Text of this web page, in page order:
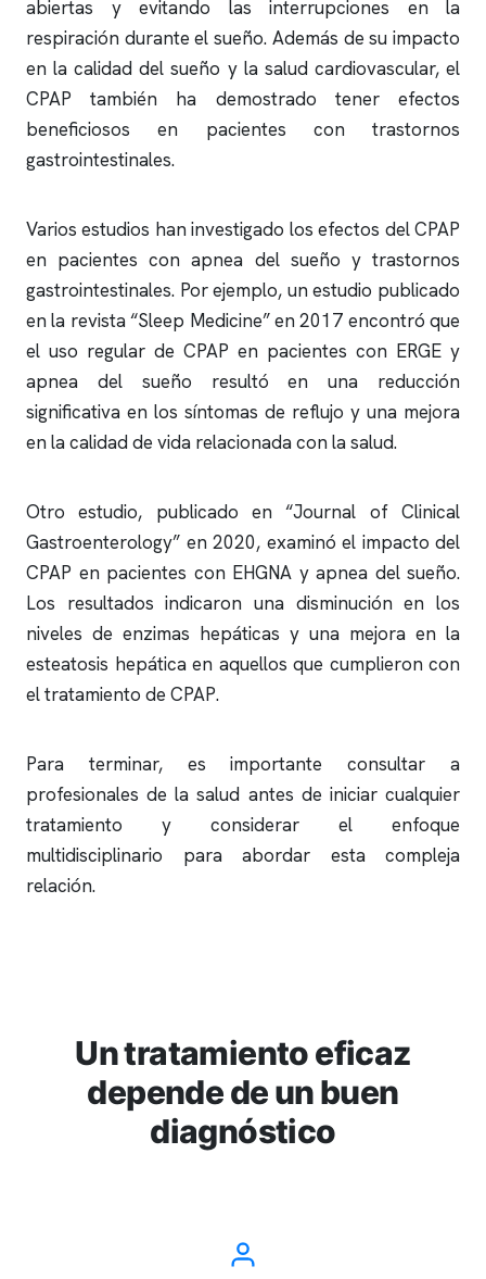
abiertas y evitando las interrupciones en la
respiración durante el sueño. Además de su impacto
en la calidad del sueño y la salud cardiovascular, el
CPAP también ha demostrado tener efectos
beneficiosos en pacientes con trastornos
gastrointestinales.
Varios estudios han investigado los efectos del CPAP
en pacientes conapnea del sueño y trastornos
gastrointestinales. Por ejemplo, un estudio publicado
en la revista “Sleep Medicine” en 2017 encontró que
el uso regular de CPAP en pacientes con ERGE y
apnea del sueño resultó en una reducción
significativa en los síntomas de reflujo y una mejora
en la calidad de vida relacionada con la salud.
Otro estudio, publicado en “Journal of Clinical
Gastroenterology” en 2020, examinó el impacto del
CPAP en pacientes con EHGNA y apnea del sueño.
Los resultados indicaron una disminución en los
niveles de enzimas hepáticas y una mejora en la
esteatosis hepática en aquellos que cumplieron con
el tratamiento de CPAP.
Para terminar, es importante consultar a
profesionales de la salud antes de iniciar cualquier
tratamiento y considerar el enfoque
multidisciplinario para abordar esta compleja
relación.
Un tratamiento eficaz
depende de un buen
diagnóstico